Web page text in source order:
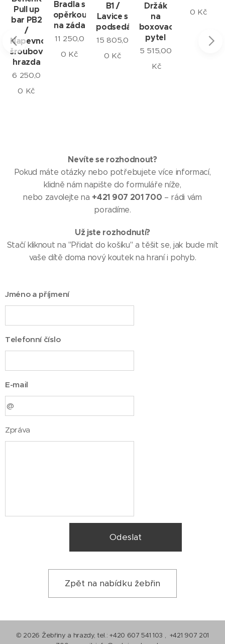
Pull up
bar PB2
/
Napevno
šroubovací
hrazda
6 250,0
0 Kč
Bradla s
opěrkou
na záda
11 250,0
0 Kč
B1 /
Lavice s
podsedákem
15 805,0
0 Kč
Držák
na
boxovací
pytel
5 515,00
Kč
0 Kč
Nevíte se rozhodnout?
Pokud máte otázky nebo potřebujete více informací,
klidně nám napište do formuláře níže,
nebo zavolejte na +421 907 201 700 – rádi vám
poradíme.
Už jste rozhodnutí?
Stačí kliknout na "Přidat do košíku" a těšit se, jak bude mít
vaše dítě doma nový koutek na hraní i pohyb.
Jméno a příjmení
Telefonní číslo
E-mail
Zpráva
Odeslat
Zpět na nabídku žebřin
© 2026 Žebřiny a hrazdy, tel.: +420 607 541 103 , +421 907 201